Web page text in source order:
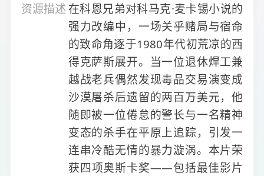
资源描述在科恩兄弟对科马克·麦卡锡小说的
强力改编中，一场关乎赌局与宿命
的致命角逐于1980年代初荒凉的西
得克萨斯展开。当一位退休焊工兼
越战老兵偶然发现毒品交易演变成
沙漠屠杀后遗留的两百万美元，他
随即被一位倦怠的警长与一名精神
变态的杀手在平原上追踪，引发一
连串冷酷无情的暴力漩涡。本片荣
获四项奥斯卡奖——包括最佳影片